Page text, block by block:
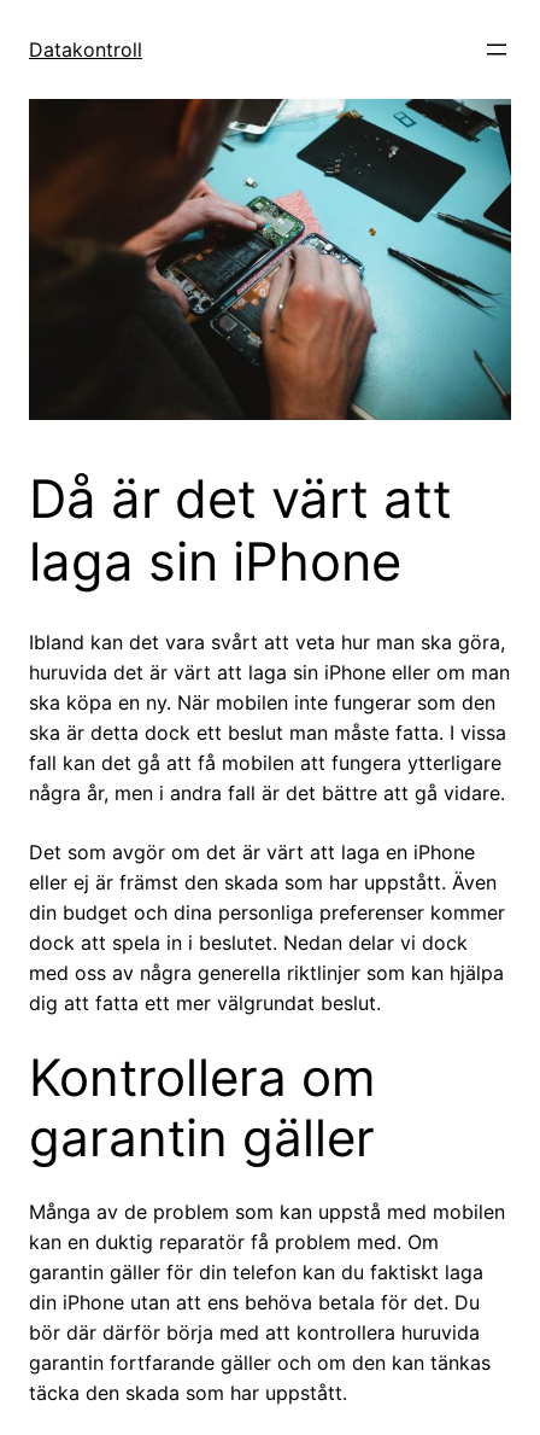
Datakontroll
Då är det värt att
laga sin iPhone
Ibland kan det vara svårt att veta hur man ska göra,
huruvida det är värt att laga sin iPhone eller om man
ska köpa en ny. När mobilen inte fungerar som den
ska är detta dock ett beslut man måste fatta. I vissa
fall kan det gå att få mobilen att fungera ytterligare
några år, men i andra fall är det bättre att gå vidare.
Det som avgör om det är värt att laga en iPhone
eller ej är främst den skada som har uppstått. Även
din budget och dina personliga preferenser kommer
dock att spela in i beslutet. Nedan delar vi dock
med oss av några generella riktlinjer som kan hjälpa
dig att fatta ett mer välgrundat beslut.
Kontrollera om
garantin gäller
Många av de problem som kan uppstå med mobilen
kan en duktig reparatör få problem med. Om
garantin gäller för din telefon kan du faktiskt laga
din iPhone utan att ens behöva betala för det. Du
bör där därför börja med att kontrollera huruvida
garantin fortfarande gäller och om den kan tänkas
täcka den skada som har uppstått.